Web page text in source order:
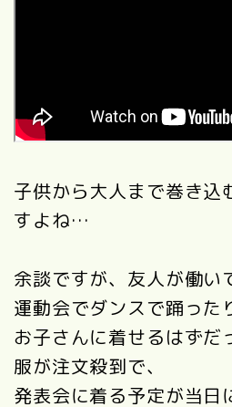
子供から大人まで巻き込
すよね…
余談ですが、友人が働い
運動会でダンスで踊った
お子さんに着せるはずだ
服が注文殺到で、
発表会に着る予定が当日